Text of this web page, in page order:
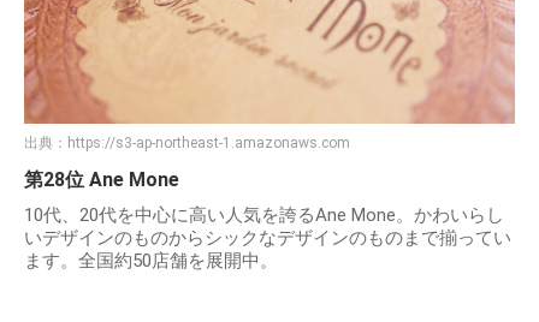
出典： https://s3-ap-northeast-1.amazonaws.com
第28位 Ane Mone
10代、20代を中心に高い人気を誇るAne Mone。かわいらし
いデザインのものからシックなデザインのものまで揃ってい
ます。全国約50店舗を展開中。